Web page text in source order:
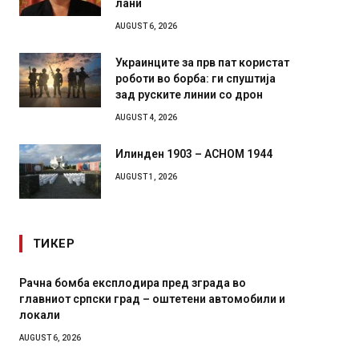
лани
AUGUST 6, 2026
Украинците за прв пат користат
роботи во борба: ги спуштија
зад руските линии со дрон
AUGUST 4, 2026
Илинден 1903 – АСНОМ 1944
AUGUST 1, 2026
ТИКЕР
Рачна бомба експлодира пред зграда во
главниот српски град – оштетени автомобили и
локали
AUGUST 6, 2026